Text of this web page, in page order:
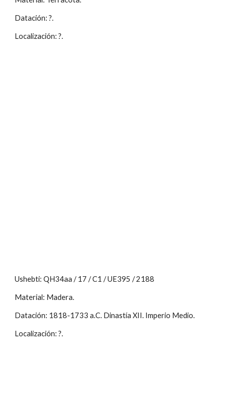
Datación: ?.
Localización: ?.
Ushebti: QH34aa / 17 / C1 / UE395 / 2188
Material: Madera.
Datación: 1818-1733 a.C. Dinastía XII. Imperio Medio.
Localización: ?.